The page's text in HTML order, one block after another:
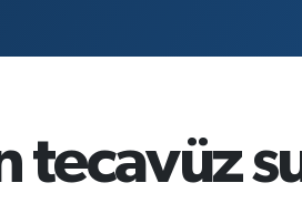
tecavüz